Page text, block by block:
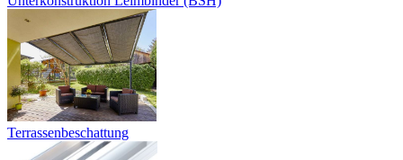
Terrassenbeschattung